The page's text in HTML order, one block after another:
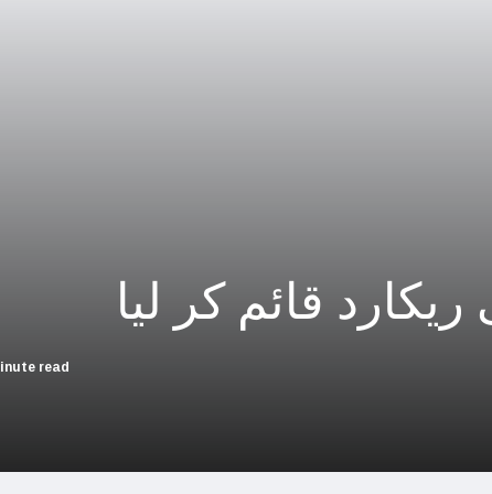
فلسطینی مسلمانوں سے
اسرائیل نے اپنے
سعودی
قائم کر لیا
read